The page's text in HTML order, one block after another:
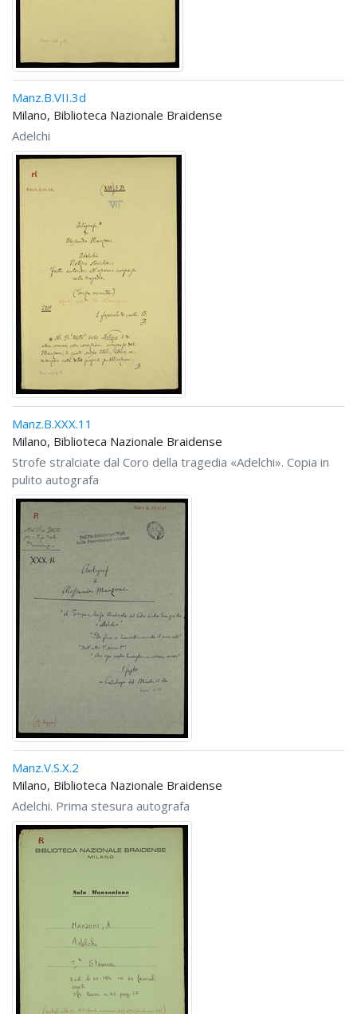
Manz.B.VII.3d
Milano, Biblioteca Nazionale Braidense
Adelchi
Manz.B.XXX.11
Milano, Biblioteca Nazionale Braidense
Strofe stralciate dal Coro della tragedia «Adelchi». Copia in
pulito autografa
Manz.V.S.X.2
Milano, Biblioteca Nazionale Braidense
Adelchi. Prima stesura autografa